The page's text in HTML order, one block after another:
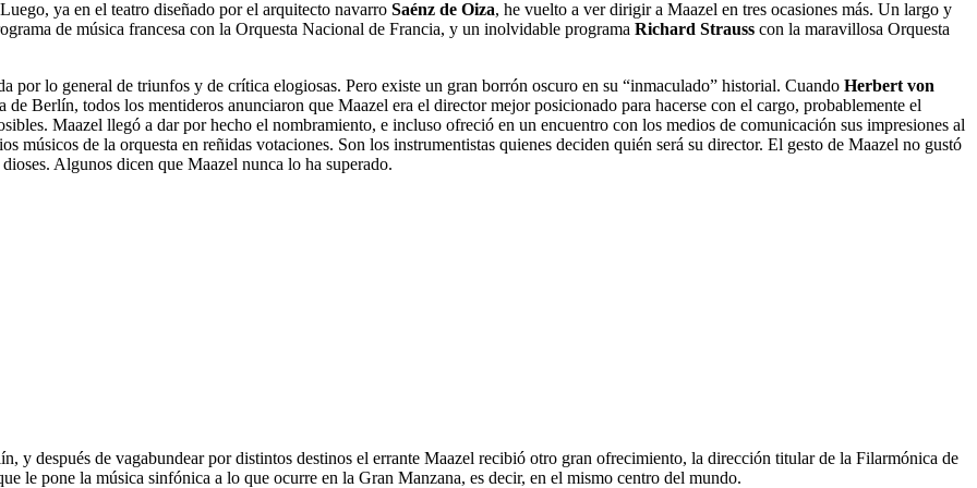
ya en el teatro diseñado por el arquitecto navarro Saénz de Oiza, he vuelto a ver dirigir a Maazel en tres ocasiones más. Un largo y
de música francesa con la Orquesta Nacional de Francia, y un inolvidable programa Richard Strauss con la maravillosa Orquesta
por lo general de triunfos y de crítica elogiosas. Pero existe un gran borrón oscuro en su “inmaculado” historial. Cuando Herbert von
Berlín, todos los mentideros anunciaron que Maazel era el director mejor posicionado para hacerse con el cargo, probablemente el
Maazel llegó a dar por hecho el nombramiento, e incluso ofreció en un encuentro con los medios de comunicación sus impresiones al
músicos de la orquesta en reñidas votaciones. Son los instrumentistas quienes deciden quién será su director. El gesto de Maazel no gustó
Algunos dicen que Maazel nunca lo ha superado.
y después de vagabundear por distintos destinos el errante Maazel recibió otro gran ofrecimiento, la dirección titular de la Filarmónica de
le pone la música sinfónica a lo que ocurre en la Gran Manzana, es decir, en el mismo centro del mundo.